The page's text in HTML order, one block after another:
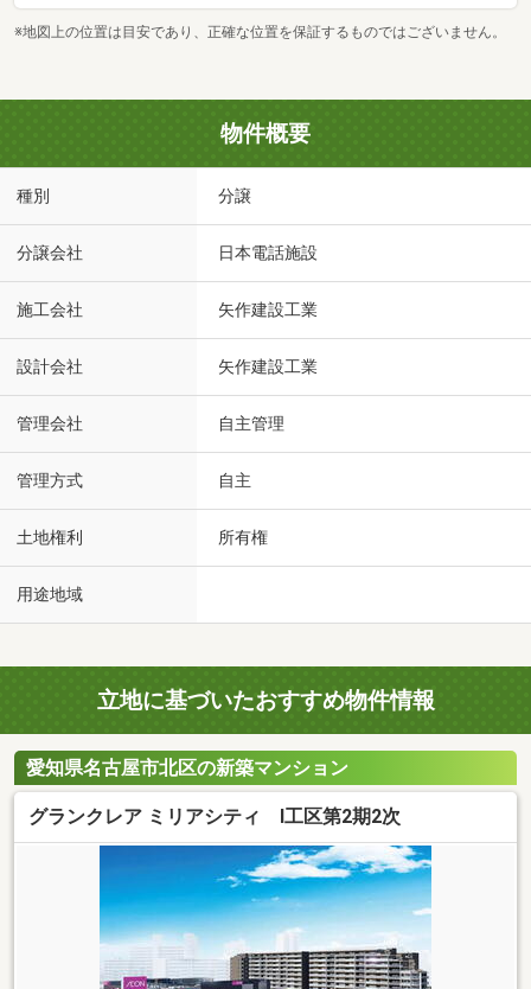
※地図上の位置は目安であり、正確な位置を保証するものではございません。
物件概要
種別 分譲
分譲会社 日本電話施設
施工会社 矢作建設工業
設計会社 矢作建設工業
管理会社 自主管理
管理方式 自主
土地権利 所有権
用途地域
立地に基づいたおすすめ物件情報
愛知県名古屋市北区の新築マンション
グランクレア ミリアシティ I工区第2期2次